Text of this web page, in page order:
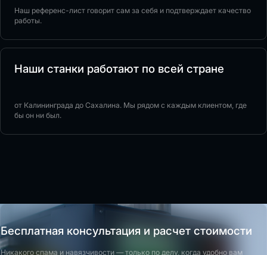
Наш референс-лист говорит сам за себя и подтверждает качество
работы.
Наши станки работают по всей стране
от Калининграда до Сахалина. Мы рядом с каждым клиентом, где
бы он ни был.
Бесплатная консультация и расчет стоимости
Никакого спама и навязчивости — только по делу, когда удобно вам